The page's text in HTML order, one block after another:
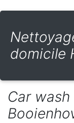
domicile
Car